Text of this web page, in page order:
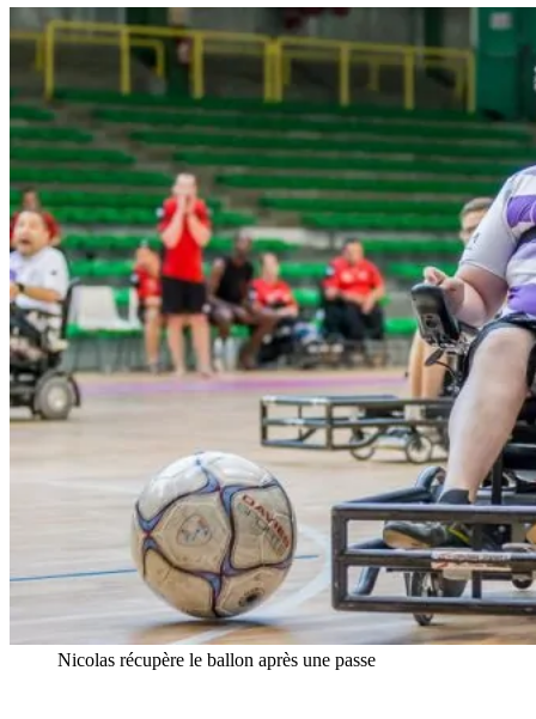
Nicolas récupère le ballon après une passe